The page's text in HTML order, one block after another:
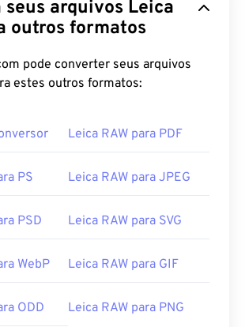
arquivos Leica
outros formatos
pode converter seus arquivos
estes outros formatos:
Leica RAW para PDF
PS Leica RAW para JPEG
PSD Leica RAW para SVG
WebP Leica RAW para GIF
ODD Leica RAW para PNG